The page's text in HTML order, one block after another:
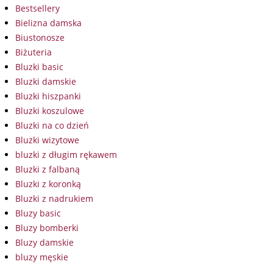
Bestsellery
Bielizna damska
Biustonosze
Biżuteria
Bluzki basic
Bluzki damskie
Bluzki hiszpanki
Bluzki koszulowe
Bluzki na co dzień
Bluzki wizytowe
bluzki z długim rękawem
Bluzki z falbaną
Bluzki z koronką
Bluzki z nadrukiem
Bluzy basic
Bluzy bomberki
Bluzy damskie
bluzy męskie